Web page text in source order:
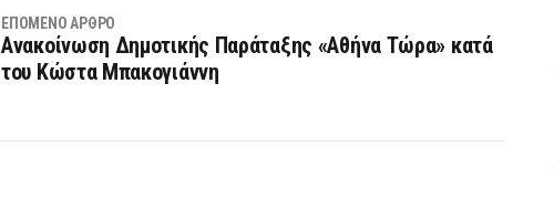
ΕΠΌΜΕΝΟ ΆΡΘΡΟ
Ανακοίνωση Δημοτικής Παράταξης «Αθήνα Τώρα» κατά
του Κώστα Μπακογιάννη